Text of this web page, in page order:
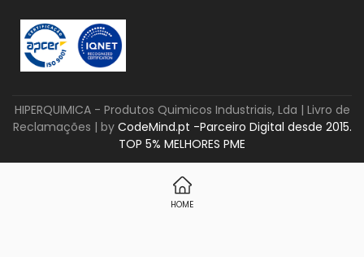
HIPERQUIMICA - Produtos Quimicos Industriais, Lda | Livro de
Reclamações | by CodeMind.pt -Parceiro Digital desde 2015.
TOP 5% MELHORES PME
HOME